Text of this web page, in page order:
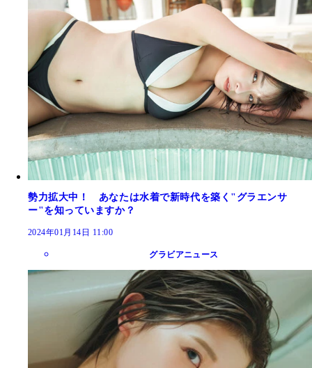
勢力拡大中！ あなたは水着で新時代を築く"グラエンサ
ー"を知っていますか？
2024年01月14日 11:00
グラビアニュース